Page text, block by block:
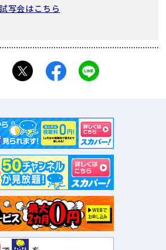
写会はこちら